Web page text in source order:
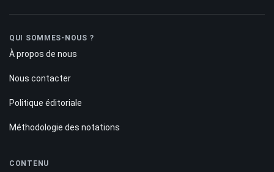
QUI SOMMES-NOUS ?
À propos de nous
Nous contacter
Politique éditoriale
Méthodologie des notations
CONTENU